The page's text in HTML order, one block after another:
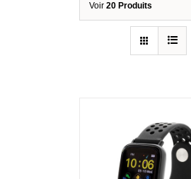
Voir 20 Produits